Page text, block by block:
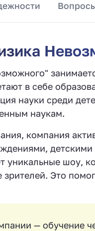
в себе
науки среди
наукам.
компания
уникальные шоу,
Это
— обучение